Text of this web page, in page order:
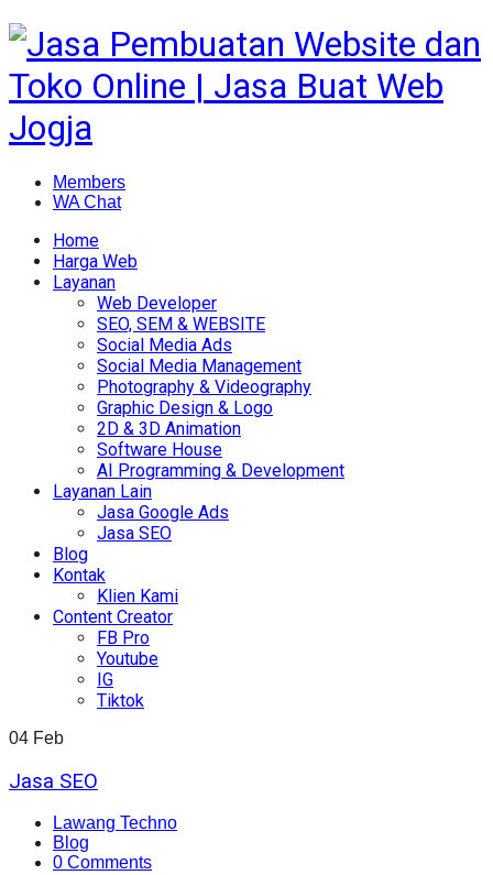
Members
WA Chat
Home
Harga Web
Layanan
Web Developer
SEO, SEM & WEBSITE
Social Media Ads
Social Media Management
Photography & Videography
Graphic Design & Logo
2D & 3D Animation
Software House
AI Programming & Development
Layanan Lain
Jasa Google Ads
Jasa SEO
Blog
Kontak
Klien Kami
Content Creator
FB Pro
Youtube
IG
Tiktok
04 Feb
Jasa SEO
Lawang Techno
Blog
0 Comments